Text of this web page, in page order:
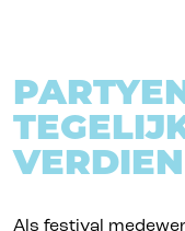
Als festival